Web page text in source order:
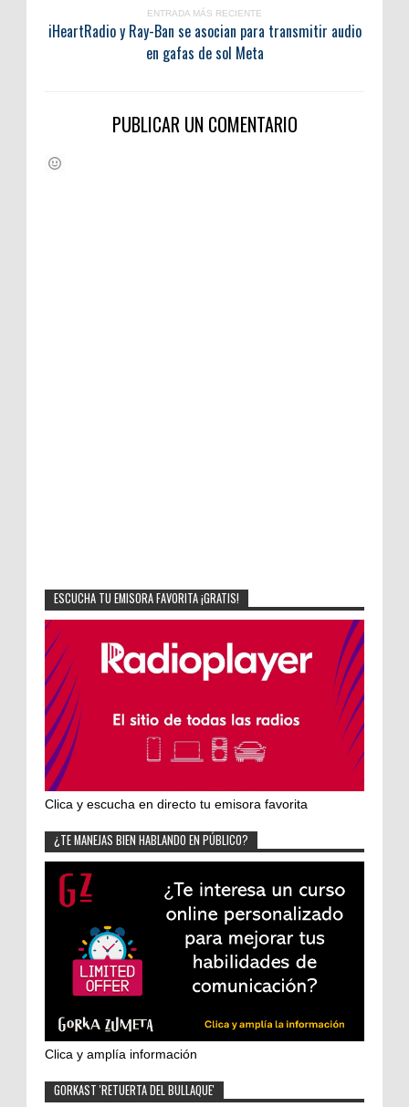
ENTRADA MÁS RECIENTE
iHeartRadio y Ray-Ban se asocian para transmitir audio
en gafas de sol Meta
PUBLICAR UN COMENTARIO
ESCUCHA TU EMISORA FAVORITA ¡GRATIS!
Clica y escucha en directo tu emisora favorita
¿TE MANEJAS BIEN HABLANDO EN PÚBLICO?
Clica y amplía información
GORKAST 'RETUERTA DEL BULLAQUE'